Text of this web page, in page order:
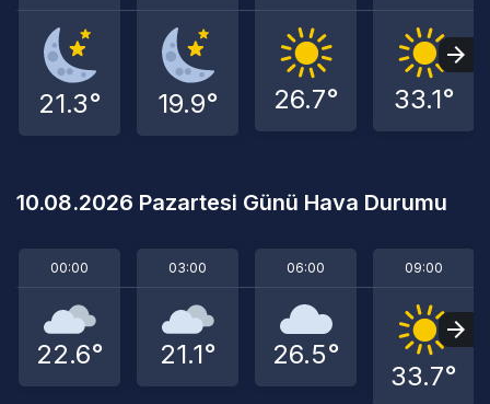
21.3° 19.9° 26.7° 33.1°
10.08.2026 Pazartesi Günü Hava Durumu
00:00
22.6°
03:00
21.1°
06:00
26.5°
09:00
33.7°